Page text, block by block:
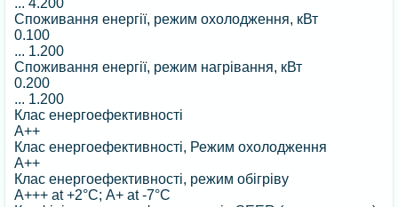
...4.200
Споживання енергії, режим охолодження, кВт
0.100
... 1.200
Споживання енергії, режим нагрівання, кВт
0.200
... 1.200
Клас енергоефективності
A++
Клас енергоефективності, Режим охолодження
A++
Клас енергоефективності, режим обігріву
А+++ at +2°С; А+ at -7°С